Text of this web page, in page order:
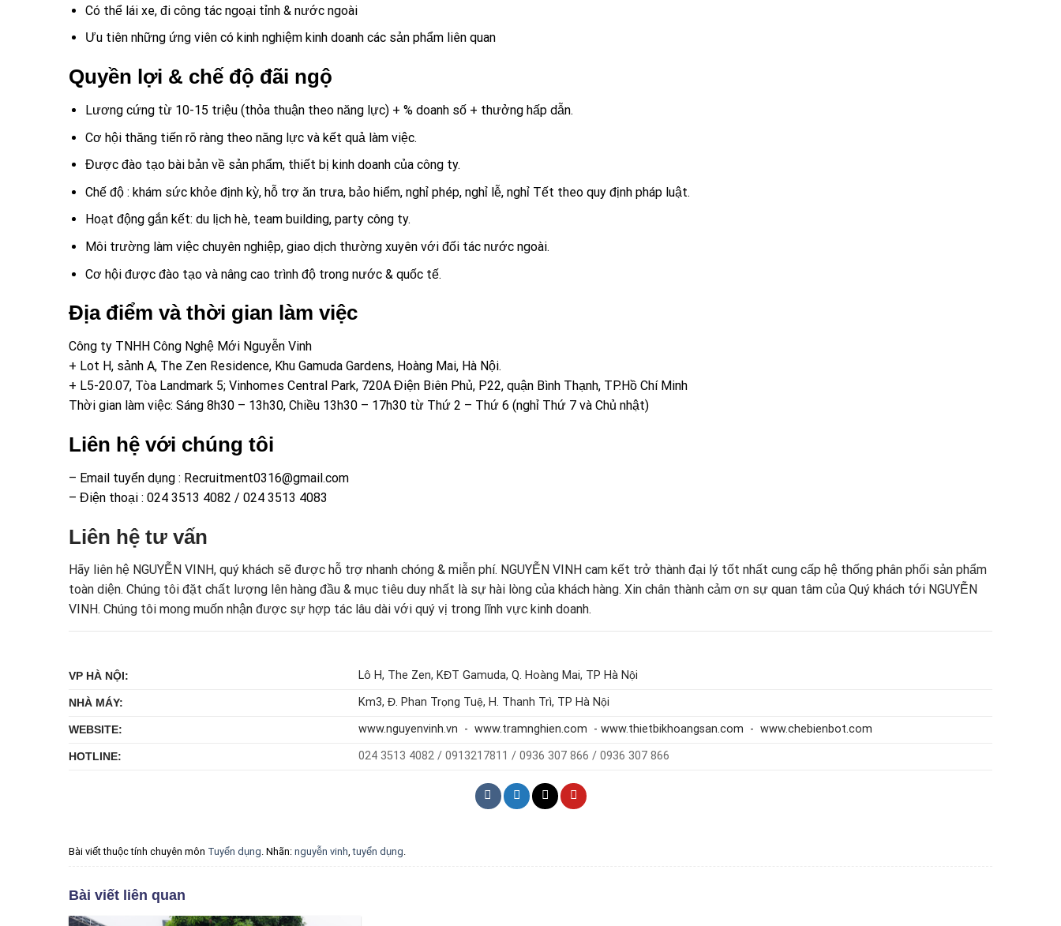
Có thể lái xe, đi công tác ngoại tỉnh & nước ngoài
Ưu tiên những ứng viên có kinh nghiệm kinh doanh các sản phẩm liên quan
Quyền lợi & chế độ đãi ngộ
Lương cứng từ 10-15 triệu (thỏa thuận theo năng lực) + % doanh số + thưởng hấp dẫn.
Cơ hội thăng tiến rõ ràng theo năng lực và kết quả làm việc.
Được đào tạo bài bản về sản phẩm, thiết bị kinh doanh của công ty.
Chế độ : khám sức khỏe định kỳ, hỗ trợ ăn trưa, bảo hiểm, nghỉ phép, nghỉ lễ, nghỉ Tết theo quy định pháp luật.
Hoạt động gắn kết: du lịch hè, team building, party công ty.
Môi trường làm việc chuyên nghiệp, giao dịch thường xuyên với đối tác nước ngoài.
Cơ hội được đào tạo và nâng cao trình độ trong nước & quốc tế.
Địa điểm và thời gian làm việc
Công ty TNHH Công Nghệ Mới Nguyễn Vinh
+ Lot H, sảnh A, The Zen Residence, Khu Gamuda Gardens, Hoàng Mai, Hà Nội.
+ L5-20.07, Tòa Landmark 5; Vinhomes Central Park, 720A Điện Biên Phủ, P22, quận Bình Thạnh, TP.Hồ Chí Minh
Thời gian làm việc: Sáng 8h30 – 13h30, Chiều 13h30 – 17h30 từ Thứ 2 – Thứ 6 (nghỉ Thứ 7 và Chủ nhật)
Liên hệ với chúng tôi
– Email tuyển dụng : Recruitment0316@gmail.com
– Điện thoại : 024 3513 4082 / 024 3513 4083
Liên hệ tư vấn
Hãy liên hệ NGUYỄN VINH, quý khách sẽ được hỗ trợ nhanh chóng & miễn phí. NGUYỄN VINH cam kết trở thành đại lý tốt nhất cung cấp hệ thống phân phối sản phẩm
toàn diện. Chúng tôi đặt chất lượng lên hàng đầu & mục tiêu duy nhất là sự hài lòng của khách hàng. Xin chân thành cảm ơn sự quan tâm của Quý khách tới NGUYỄN
VINH. Chúng tôi mong muốn nhận được sự hợp tác lâu dài với quý vị trong lĩnh vực kinh doanh.
VP HÀ NỘI: Lô H, The Zen, KĐT Gamuda, Q. Hoàng Mai, TP Hà Nội
NHÀ MÁY: Km3, Đ. Phan Trọng Tuệ, H. Thanh Trì, TP Hà Nội
WEBSITE: www.nguyenvinh.vn - www.tramnghien.com - www.thietbikhoangsan.com - www.chebienbot.com
HOTLINE: 024 3513 4082 / 0913217811 / 0936 307 866 / 0936 307 866
Bài viết thuộc tính chuyên môn Tuyển dụng . Nhãn: nguyễn vinh ,tuyển dụng
Bài viết liên quan